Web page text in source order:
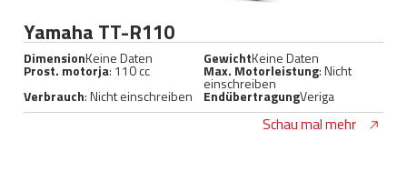
Yamaha TT-R110
DimensionKeine Daten GewichtKeine Daten
Prost. motorja: 110 cc Max. Motorleistung: Nicht
einschreiben
Verbrauch: Nicht einschreiben EndübertragungVeriga
Schau mal mehr